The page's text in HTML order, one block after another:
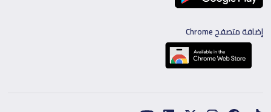
إضافة متصفح Chrome